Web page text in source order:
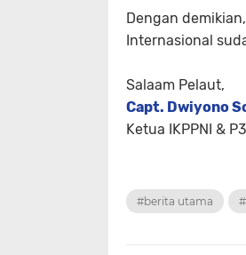
Dengan
Internasional
Salaam
Capt. Dwiyono
Ketua IKPPNI &
#berita utama